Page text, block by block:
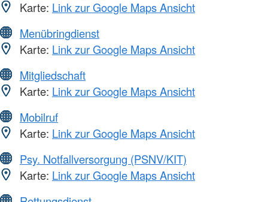
Karte: Link zur Google Maps Ansicht
Menübringdienst
Karte: Link zur Google Maps Ansicht
Mitgliedschaft
Karte: Link zur Google Maps Ansicht
Mobilruf
Karte: Link zur Google Maps Ansicht
Psy. Notfallversorgung (PSNV/KIT)
Karte: Link zur Google Maps Ansicht